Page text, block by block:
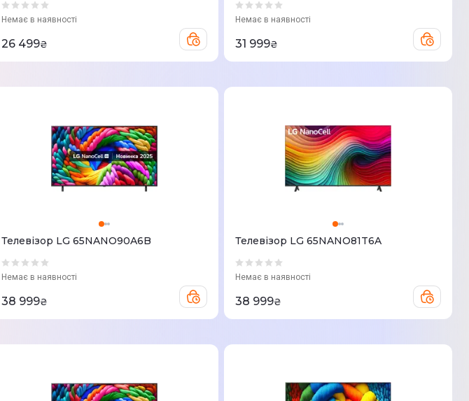
Немає в наявності
26 499₴
Немає в наявності
31 999₴
Телевізор LG 65NANO90A6B
Немає в наявності
38 999₴
Телевізор LG 65NANO81T6A
Немає в наявності
38 999₴